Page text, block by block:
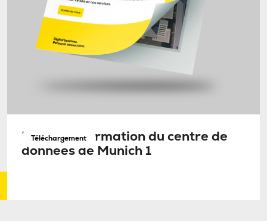
Téléchargement
Fiche d’information du centre de
données de Munich 1